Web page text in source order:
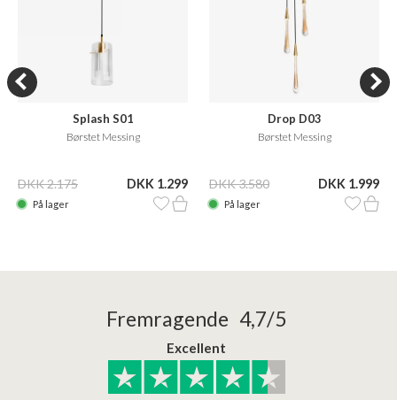
Splash S01
Børstet Messing
DKK 2.175 DKK 1.299
På lager
Drop D03
Børstet Messing
DKK 3.580 DKK 1.999
På lager
Fremragende 4,7/5
Excellent